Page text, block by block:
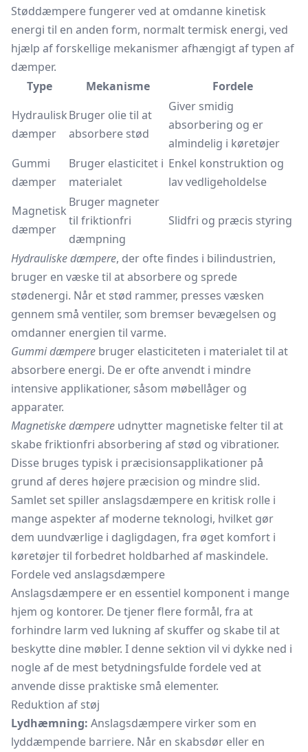
Støddæmpere fungerer ved at omdanne kinetisk
energi til en anden form, normalt termisk energi, ved
hjælp af forskellige mekanismer afhængigt af typen af
dæmper.
Type
Mekanisme
Fordele
Hydraulisk
dæmper
Bruger olie til at
absorbere stød
Giver smidig
absorbering og er
almindelig i køretøjer
Gummi
dæmper
Bruger elasticitet i
materialet
Enkel konstruktion og
lav vedligeholdelse
Magnetisk
dæmper
Bruger magneter
til friktionfri
dæmpning
Slidfri og præcis styring
Hydrauliske dæmpere, der ofte findes i bilindustrien,
bruger en væske til at absorbere og sprede
stødenergi. Når et stød rammer, presses væsken
gennem små ventiler, som bremser bevægelsen og
omdanner energien til varme.
Gummi dæmpere bruger elasticiteten i materialet til at
absorbere energi. De er ofte anvendt i mindre
intensive applikationer, såsom møbellåger og
apparater.
Magnetiske dæmpere udnytter magnetiske felter til at
skabe friktionfri absorbering af stød og vibrationer.
Disse bruges typisk i præcisionsapplikationer på
grund af deres højere præcision og mindre slid.
Samlet set spiller anslagsdæmpere en kritisk rolle i
mange aspekter af moderne teknologi, hvilket gør
dem uundværlige i dagligdagen, fra øget komfort i
køretøjer til forbedret holdbarhed af maskindele.
Fordele ved anslagsdæmpere
Anslagsdæmpere er en essentiel komponent i mange
hjem og kontorer. De tjener flere formål, fra at
forhindre larm ved lukning af skuffer og skabe til at
beskytte dine møbler. I denne sektion vil vi dykke ned i
nogle af de mest betydningsfulde fordele ved at
anvende disse praktiske små elementer.
Reduktion af støj
Lydhæmning: Anslagsdæmpere virker som en
lyddæmpende barriere. Når en skabsdør eller en